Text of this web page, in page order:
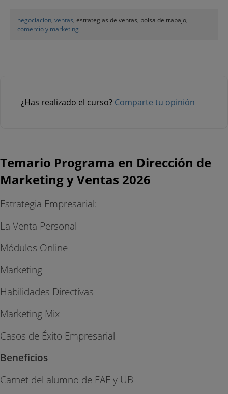
negociacion, ventas, estrategias de ventas, bolsa de trabajo,
comercio y marketing
¿Has realizado el curso? Comparte tu opinión
Temario Programa en Dirección de
Marketing y Ventas 2026
Estrategia Empresarial:
La Venta Personal
Módulos Online
Marketing
Habilidades Directivas
Marketing Mix
Casos de Éxito Empresarial
Beneficios
Carnet del alumno de EAE y UB